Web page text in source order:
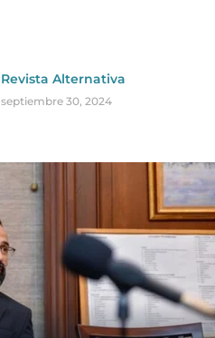
Revista Alternativa
septiembre 30, 2024